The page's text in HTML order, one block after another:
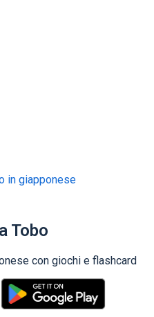
in giapponese
Tobo
con giochi e flashcard